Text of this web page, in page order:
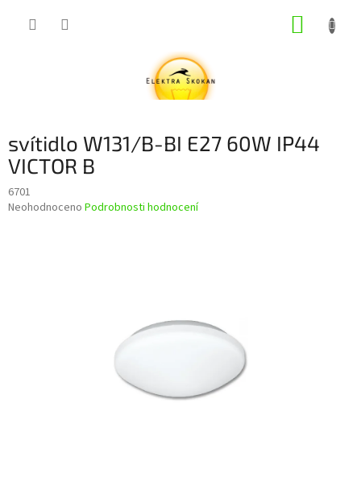
svítidlo W131/B-BI E27 60W IP44
VICTOR B
6701
Průměrné
Neohodnoceno Podrobnosti hodnocení